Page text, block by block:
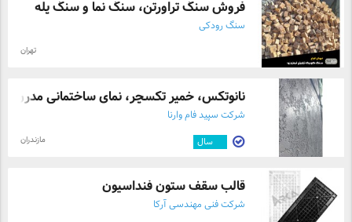
دهید و با خرید مستقیم از تولیدکننده، هم از کیفیت و
اصالت محصولات بصیر هنر اطمینان حاصل کنید و هم از
فروش سنگ تراورتن، سنگ نما و سنگ پله
سنگ رودکی
تهران
نانوتکس، خمیر تکسچر، نمای ساختمانی مدرن،
شرکت سپید فام وارنا
سال مازندران
قالب سقف ستون فنداسیون
شرکت فنی مهندسی آرکا